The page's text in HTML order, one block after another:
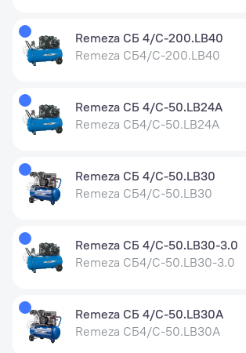
Remeza СБ 4/С-200.LB40
Remeza СБ4/С-200.LB40
Remeza СБ 4/С-50.LB24A
Remeza СБ4/С-50.LB24A
Remeza СБ 4/С-50.LB30
Remeza СБ4/С-50.LB30
Remeza СБ 4/С-50.LB30-3.0
Remeza СБ4/С-50.LB30-3.0
Remeza СБ 4/С-50.LB30A
Remeza СБ4/С-50.LB30A